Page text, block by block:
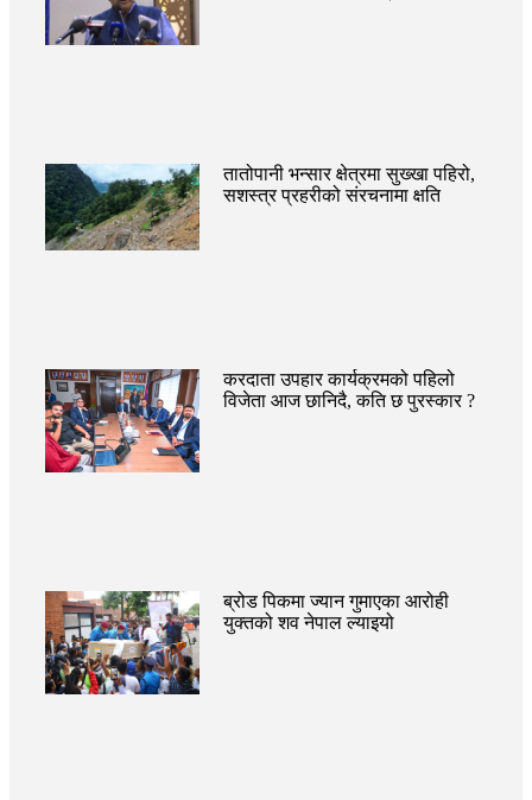
तातोपानी भन्सार क्षेत्रमा सुख्खा पहिरो,
सशस्त्र प्रहरीको संरचनामा क्षति
करदाता उपहार कार्यक्रमको पहिलो
विजेता आज छानिदै, कति छ पुरस्कार ?
ब्रोड पिकमा ज्यान गुमाएका आरोही
युक्तको शव नेपाल ल्याइयो